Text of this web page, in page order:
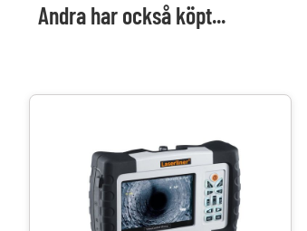
Andra har också köpt...